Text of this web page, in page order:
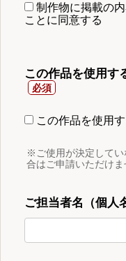
制作物に掲載の
ことに同意する
この作品を使用す
この作品を使用
※ご使用が決定してい
合はご申請いただけま
ご担当者名（個人